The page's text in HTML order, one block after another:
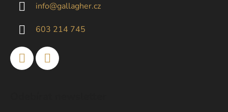
info@gallagher.cz
603 214 745